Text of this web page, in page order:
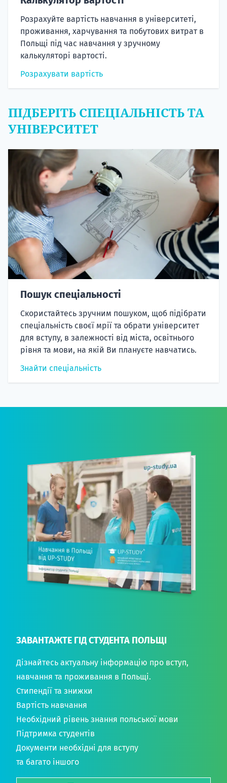
Розрахуйте вартість навчання в університеті,
проживання, харчування та побутових витрат в
Польщі під час навчання у зручному
калькуляторі вартості.
Розрахувати вартість
ПІДБЕРІТЬ СПЕЦІАЛЬНІСТЬ ТА
УНІВЕРСИТЕТ
Пошук спеціальності
Скористайтесь зручним пошуком, щоб підібрати
спеціальність своєї мрії та обрати університет
для вступу, в залежності від міста, освітнього
рівня та мови, на якій Ви плануєте навчатись.
Знайти спеціальність
ЗАВАНТАЖТЕ ГІД СТУДЕНТА ПОЛЬЩІ
Дізнайтесь актуальну інформацію про вступ,
навчання та проживання в Польщі.
Стипендії та знижки
Вартість навчання
Необхідний рівень знання польської мови
Підтримка студентів
Документи необхідні для вступу
та багато іншого